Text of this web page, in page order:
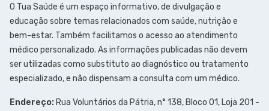
O Tua Saúde é um espaço informativo, de divulgação e
educação sobre temas relacionados com saúde, nutrição e
bem-estar. Também facilitamos o acesso ao atendimento
médico personalizado. As informações publicadas não devem
ser utilizadas como substituto ao diagnóstico ou tratamento
especializado, e não dispensam a consulta com um médico.
Endereço: Rua Voluntários da Pátria, n° 138, Bloco 01, Loja 201 -